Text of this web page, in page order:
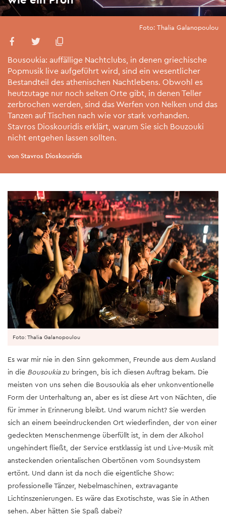
Foto: Thalia Galanopoulou
Bousoukia: auffällige Nachtclubs, in denen griechische
Popmusik live aufgeführt wird, sind ein wesentlicher
Bestandteil des athenischen Nachtlebens. Obwohl es
heutzutage nur noch selten Orte gibt, in denen Teller
zerbrochen werden, sind das Werfen von Nelken und das
Tanzen auf Tischen nach wie vor stark vorhanden.
Stavros Dioskouridis erklärt, warum Sie sich Bouzouki
nicht entgehen lassen sollten.
von Stavros Dioskouridis
Es war mir nie in den Sinn gekommen, Freunde aus dem Ausland
in die Bousoukiazu bringen, bis ich diesen Auftrag bekam. Die
meisten von uns sehen die Bousoukia als eher unkonventionelle
Form der Unterhaltung an, aber es ist diese Art von Nächten, die
für immer in Erinnerung bleibt. Und warum nicht? Sie werden
sich an einem beeindruckenden Ort wiederfinden, der von einer
gedeckten Menschenmenge überfüllt ist, in dem der Alkohol
ungehindert fließt, der Service erstklassig ist und Live-Musik mit
ansteckenden orientalischen Obertönen vom Soundsystem
ertönt. Und dann ist da noch die eigentliche Show:
professionelle Tänzer, Nebelmaschinen, extravagante
Lichtinszenierungen. Es wäre das Exotischste, was Sie in Athen
sehen. Aber hätten Sie Spaß dabei?
Foto: Thalia Galanopoulou